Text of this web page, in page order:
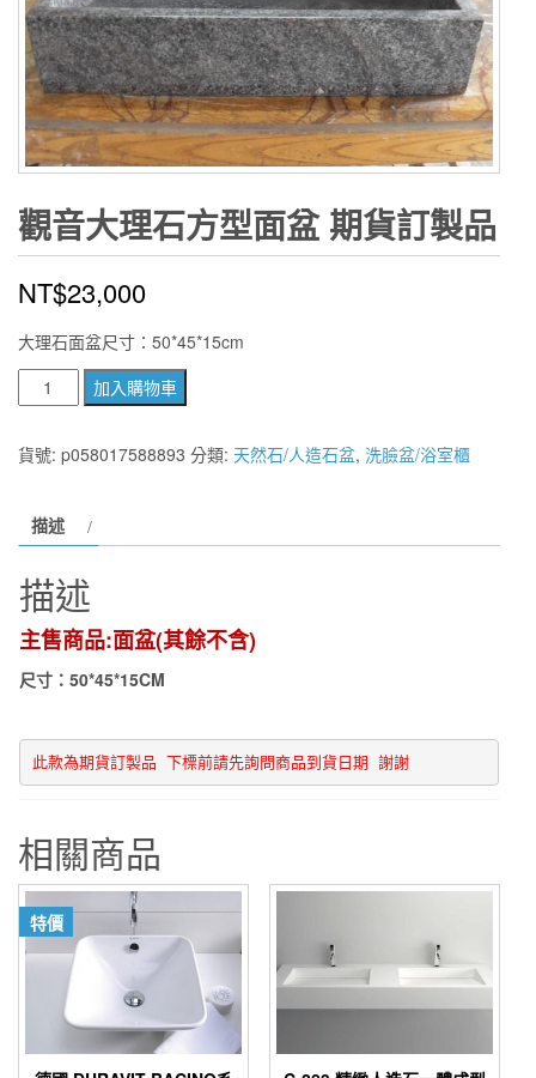
觀音大理石方型面盆 期貨訂製品
NT$23,000
大理石面盆尺寸：50*45*15cm
音
大
理
方
面
期
貨
製
品
加入購物車
貨號: p058017588893 分類: 天然石/人造石盆, 洗臉盆/浴室櫃
描述
描述
主售商品:面盆(其餘不含)
尺寸：50*45*15CM
此款為期貨訂製品 下標前請先詢問商品到貨日期 謝謝
相關商品
特價